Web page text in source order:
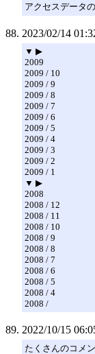
アクセスデータ
2023/02/14
▼ ▶
2009
2009 / 10
2009 / 9
2009 / 8
2009 / 7
2009 / 6
2009 / 5
2009 / 4
2009 / 3
2009 / 2
2009 / 1
▼ ▶
2008
2008 / 12
2008 / 11
2008 / 10
2008 / 9
2008 / 8
2008 / 7
2008 / 6
2008 / 5
2008 / 4
2008 /
2022/10/15
たくさんのコメ